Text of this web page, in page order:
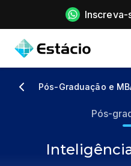
Inscreva-
Pós-Graduação e
Pós-